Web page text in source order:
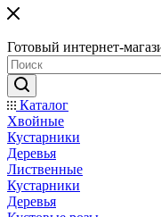
Готовый интернет-
Каталог
Хвойные
Кустарники
Деревья
Лиственные
Кустарники
Деревья